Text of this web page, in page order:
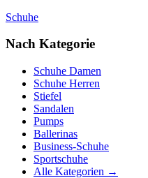
Schuhe
Nach Kategorie
Schuhe Damen
Schuhe Herren
Stiefel
Sandalen
Pumps
Ballerinas
Business-Schuhe
Sportschuhe
Alle Kategorien →